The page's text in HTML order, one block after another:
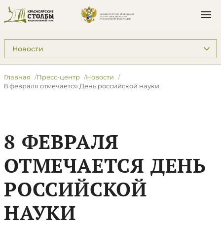
Подразделы: Пресс-центр
Главная Пресс-центр
Новости
8 февраля отмечается День российской науки
8 ФЕВРАЛЯ
ОТМЕЧАЕТСЯ ДЕНЬ
РОССИЙСКОЙ
НАУКИ